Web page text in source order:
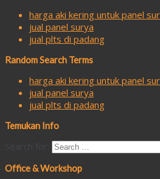
harga aki kering untuk panel
jual panel surya
jual plts di padang
Random Search Terms
harga aki kering untuk panel
jual panel surya
jual plts di padang
Temukan Info
Search for:
Office & Workshop